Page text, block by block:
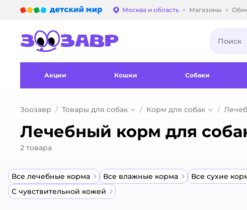
Выбор адреса доставки.
Москва и область Магазины
Акции Кошки Собаки
Зоозавр Товары для собак Корм для собак
Лечебный корм для
2 товара
Все лечебные корма Все влажные корма Все сухие
С чувствительной кожей